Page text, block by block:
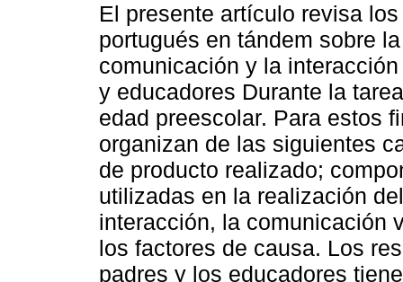
El presente artículo revisa
portugués en tándem sobre
comunicación y la
y educadores Durante la
edad preescolar. Para estos
organizan de las siguientes
de producto realizado;
utilizadas en la realización
interacción, la comunicación
los factores de causa. Los
padres y los educadores